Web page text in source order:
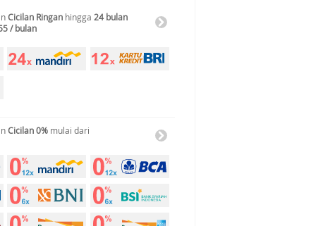
Cicilan Ringan hingga 24 bulan
/ bulan
Cicilan 0% mulai dari